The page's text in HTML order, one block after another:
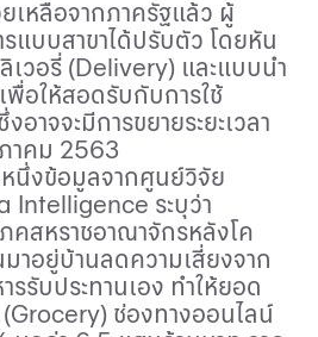
เหลือจากภาครัฐแล้ว ผู้
รแบบสาขาได้ปรับตัว โดยหัน
เวอรี่ (Delivery) และแบบนำ
เพื่อให้สอดรับกับการใช้
าจจะมีการขยายระยะเวลา
าคม 2563
นึ่งข้อมูลจากศูนย์วิจัย
Intelligence ระบุว่า
สหราชอาณาจักรหลังโค
าอยู่บ้านลดความเสี่ยงจาก
รรับประทานเอง ทำให้ยอด
Grocery) ช่องทางออนไลน์